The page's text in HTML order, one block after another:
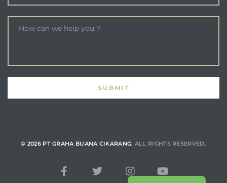
© 2026 PT GRAHA BUANA CIKARANG. ALL RIGHTS RESERVED.